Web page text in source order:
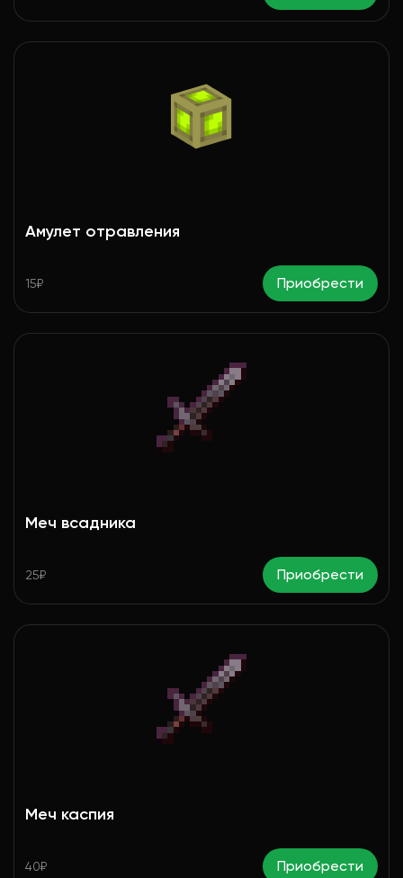
Амулет отравления
15₽ Приобрести
Меч всадника
25₽ Приобрести
Меч каспия
40₽ Приобрести